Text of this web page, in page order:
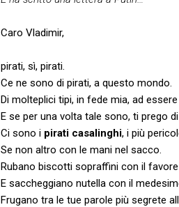
Caro Vladimir,
pirati, sì, pirati.
Ce ne sono di pirati, a questo mondo.
Di molteplici tipi, in fede mia, ad
E se per una volta tale sono, ti prego
Ci sono i pirati casalinghi, i più
Se non altro con le mani nel sacco.
Rubano biscotti sopraffini con il favore
E saccheggiano nutella con il
Frugano tra le tue parole più segrete